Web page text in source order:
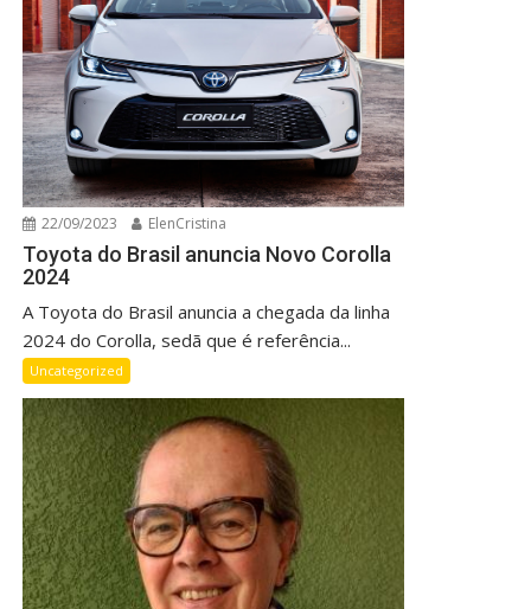
22/09/2023 ElenCristina
Toyota do Brasil anuncia Novo Corolla
2024
A Toyota do Brasil anuncia a chegada da linha
2024 do Corolla, sedã que é referência...
Uncategorized